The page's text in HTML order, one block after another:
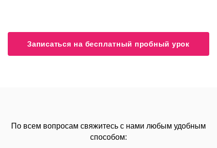
Записаться на бесплатный пробный урок
По всем вопросам свяжитесь с нами любым удобным
способом: